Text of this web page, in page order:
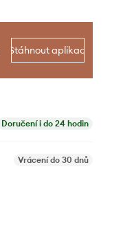
Stáhnout aplikaci
Doručení i do 24 hodin
Vrácení do 30 dnů